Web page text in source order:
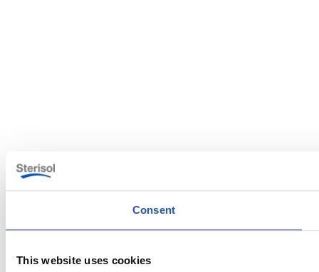
Consent
This website uses cookies